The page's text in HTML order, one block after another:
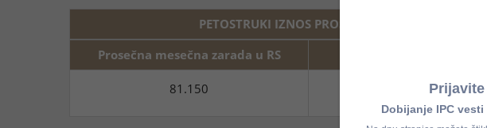
PETOSTRUKI IZNOS PROSEČNE MESEČNE
Prosečna mesečna zarada u RS
81.150 405.750